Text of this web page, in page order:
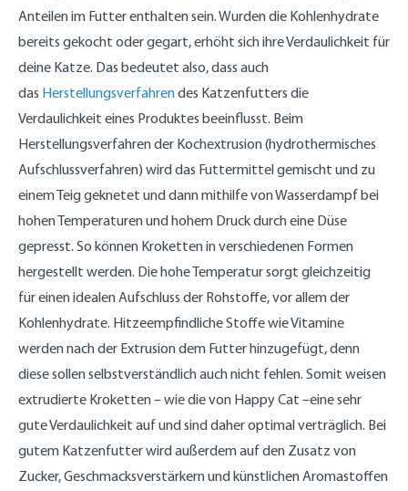
Anteilen im Futter enthalten sein. Wurden die Kohlenhydrate
bereits gekocht oder gegart, erhöht sich ihre Verdaulichkeit für
deine Katze. Das bedeutet also, dass auch
das Herstellungsverfahrendes Katzenfutters die
Verdaulichkeit eines Produktes beeinflusst. Beim
Herstellungsverfahren der Kochextrusion (hydrothermisches
Aufschlussverfahren) wird das Futtermittel gemischt und zu
einem Teig geknetet und dann mithilfe von Wasserdampf bei
hohen Temperaturen und hohem Druck durch eine Düse
gepresst. So können Kroketten in verschiedenen Formen
hergestellt werden. Die hohe Temperatur sorgt gleichzeitig
für einen idealen Aufschluss der Rohstoffe, vor allem der
Kohlenhydrate. Hitzeempfindliche Stoffe wie Vitamine
werden nach der Extrusion dem Futter hinzugefügt, denn
diese sollen selbstverständlich auch nicht fehlen. Somit weisen
extrudierte Kroketten – wie die von Happy Cat –eine sehr
gute Verdaulichkeit auf und sind daher optimal verträglich. Bei
gutem Katzenfutter wird außerdem auf den Zusatz von
Zucker, Geschmacksverstärkern und künstlichen Aromastoffen